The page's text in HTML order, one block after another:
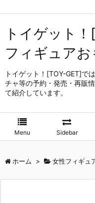
トイゲット
フィギュア
トイゲット！[TOY-GET]で
チャ等の予約・発売・再販
て紹介しています。
Menu Sidebar
ホーム > 女性フィギュ